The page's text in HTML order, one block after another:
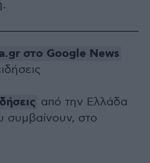
στο Google News
από την Ελλάδα
συμβαίνουν, στο